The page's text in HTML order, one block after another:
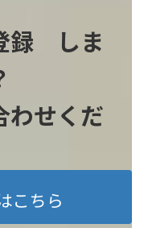
録 しま
わせくだ
こちら